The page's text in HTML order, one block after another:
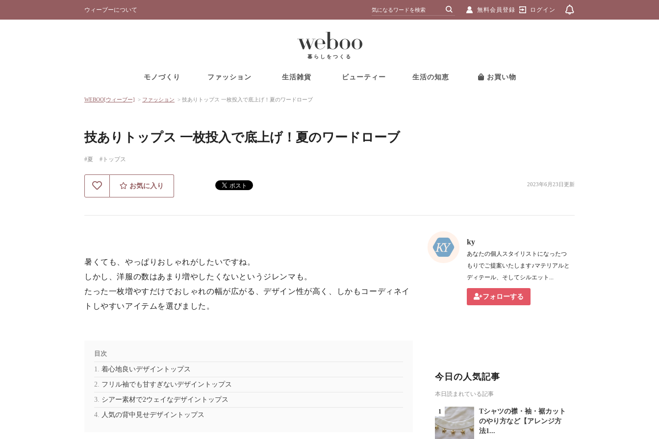
ウィーブーについて 無料会員登録 ログイン
暮らしをつくる
モノづくり ファッション 生活雑貨 ビューティー 生活の知恵 お買い物
WEBOO[ウィーブー] > ファッション > 技ありトップス 一枚投入で底上げ！夏のワードローブ
技ありトップス 一枚投入で底上げ！夏のワードローブ
#夏 #トップス
お気に入り 2023年6月23日更新
暑くても、やっぱりおしゃれがしたいですね。
しかし、洋服の数はあまり増やしたくないというジレンマも。
たった一枚増やすだけでおしゃれの幅が広がる、デザイン性が高く、しかもコーディネイ
トしやすいアイテムを選びました。
目次
着心地良いデザイントップス
フリル袖でも甘すぎないデザイントップス
シアー素材で2ウェイなデザイントップス
人気の背中見せデザイントップス
ky
あなたの個人スタイリストになったつ
もりでご提案いたします♪マテリアルと
ディテール、そしてシルエット...
フォローする
今日の人気記事
本日読まれている記事
Tシャツの襟・袖・裾カット
のやり方など【アレンジ方
法1...